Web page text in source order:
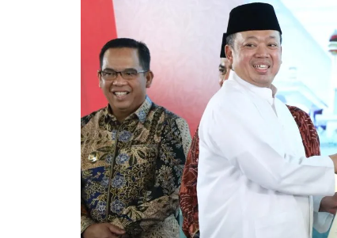
Pemkab Pulpis
Pemkab Katingan
Pemkab Kobar
Pemkab Kotim
Pemkab Lamandau
Pemkab Seruyan
Pemkab Sukamara
DPRD Kapuas
DPRD Katingan
DPRD Kobar
DPRD Kotim
DPRD Lamandau
DPRD Pulang Pisau
DPRD Seruyan
DPRD Sukamara